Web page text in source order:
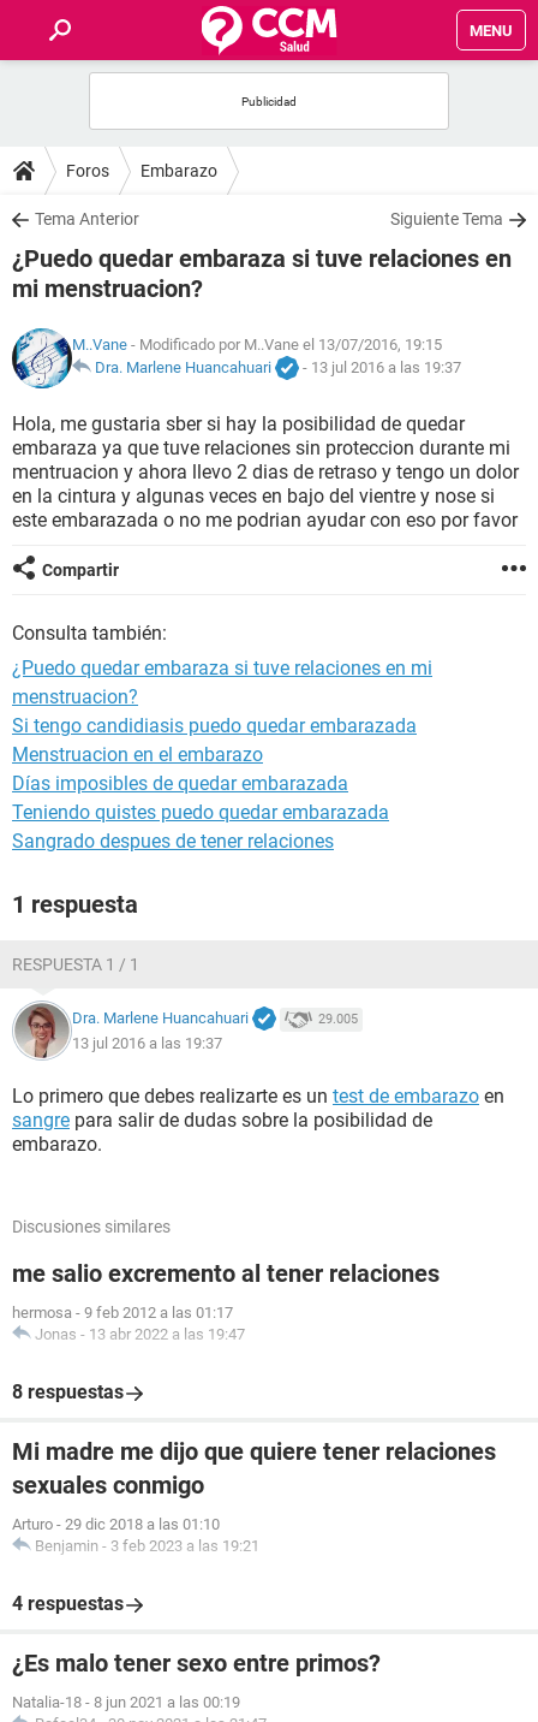
MENU
FOROS
SALUD
FAMILIA
NUTRICIÓN
SEXUALIDAD
GLOSARIO
Foros Embarazo
Tema Anterior Siguiente Tema
¿Puedo quedar embaraza si tuve relaciones en
mi menstruacion?
M..Vane - Modificado por M..Vane el 13/07/2016, 19:15
Dra. Marlene Huancahuari
- 13 jul 2016 a las 19:37
Hola, me gustaria sber si hay la posibilidad de quedar
embaraza ya que tuve relaciones sin proteccion durante mi
mentruacion y ahora llevo 2 dias de retraso y tengo un dolor
en la cintura y algunas veces en bajo del vientre y nose si
este embarazada o no me podrian ayudar con eso por favor
Compartir
Consulta también:
¿Puedo quedar embaraza si tuve relaciones en mi
menstruacion?
Si tengo candidiasis puedo quedar embarazada
Menstruacion en el embarazo
Días imposibles de quedar embarazada
Teniendo quistes puedo quedar embarazada
Sangrado despues de tener relaciones
1 respuesta
RESPUESTA 1 / 1
Dra. Marlene Huancahuari 29.005
13 jul 2016 a las 19:37
Lo primero que debes realizarte es un test de embarazo en
sangre para salir de dudas sobre la posibilidad de
embarazo.
Discusiones similares
me salio excremento al tener relaciones
hermosa - 9 feb 2012 a las 01:17
Jonas - 13 abr 2022 a las 19:47
8 respuestas
Mi madre me dijo que quiere tener relaciones
sexuales conmigo
Arturo - 29 dic 2018 a las 01:10
Benjamin - 3 feb 2023 a las 19:21
4 respuestas
¿Es malo tener sexo entre primos?
Natalia-18 - 8 jun 2021 a las 00:19